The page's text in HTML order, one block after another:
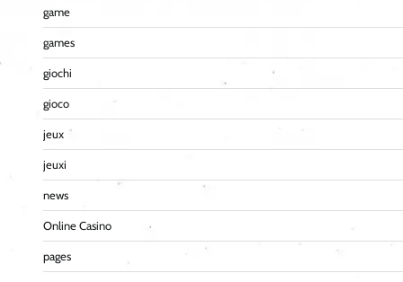
game
games
giochi
gioco
jeux
jeuxi
news
Online Casino
pages